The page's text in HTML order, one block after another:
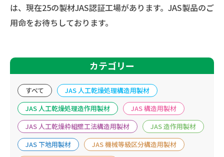
は、現在25の製材JAS認証工場があります。JAS製品のご
用命をお待ちしております。
カテゴリー
すべて
JAS 人工乾燥処理構造用製材
JAS 人工乾燥処理造作用製材
JAS 構造用製材
JAS 人工乾燥枠組壁工法構造用製材
JAS 造作用製材
JAS 下地用製材
JAS 機械等級区分構造用製材